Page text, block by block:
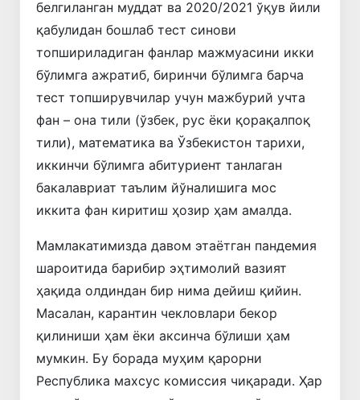
белгиланган муддат ва 2020/2021 ўқув йили
қабулидан бошлаб тест синови
топшириладиган фанлар мажмуасини икки
бўлимга ажратиб, биринчи бўлимга барча
тест топширувчилар учун мажбурий учта
фан – она тили (ўзбек, рус ёки қорақалпоқ
тили), математика ва Ўзбекистон тарихи,
иккинчи бўлимга абитуриент танлаган
бакалавриат таълим йўналишига мос
иккита фан киритиш ҳозир ҳам амалда.
Мамлакатимизда давом этаётган пандемия
шароитида барибир эҳтимолий вазият
ҳақида олдиндан бир нима дейиш қийин.
Масалан, карантин чекловлари бекор
қилиниши ҳам ёки аксинча бўлиши ҳам
мумкин. Бу борада муҳим қарорни
Республика махсус комиссия чиқаради. Ҳар